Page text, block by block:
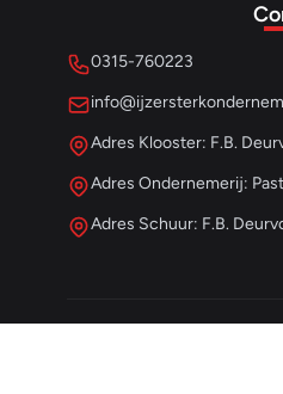
0315-760223
Adres Klooster: F.B.
Adres Ondernemerij:
Adres Schuur: F.B.